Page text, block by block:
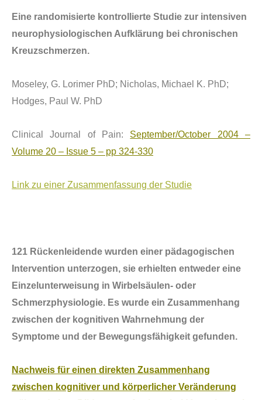
Eine randomisierte kontrollierte Studie zur intensiven
neurophysiologischen Aufklärung bei chronischen
Kreuzschmerzen.
Moseley, G. Lorimer PhD; Nicholas, Michael K. PhD;
Hodges, Paul W. PhD
Clinical Journal of Pain:
September/October 2004 –
Volume 20 – Issue 5 – pp 324-330
Link zu einer Zusammenfassung der Studie
121 Rückenleidende wurden einer pädagogischen
Intervention unterzogen, sie erhielten entweder eine
Einzelunterweisung in Wirbelsäulen- oder
Schmerzphysiologie. Es wurde ein Zusammenhang
zwischen der kognitiven Wahrnehmung der
Symptome und der Bewegungsfähigkeit gefunden.
Nachweis für einen direkten Zusammenhang
zwischen kognitiver und körperlicher Veränderung